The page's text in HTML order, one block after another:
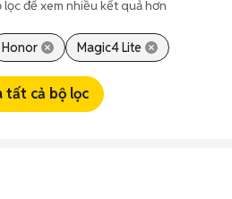
để xem nhiều kết quả hơn
Honor Magic4 Lite
tất cả bộ lọc